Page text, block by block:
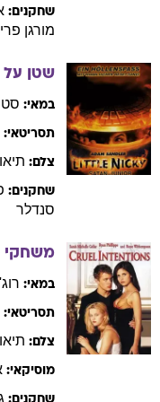
שחקנים:
מורגן
שטן על
במאי:
תסריטאי:
צלם: תיאו
שחקנים:
סנדלר
משחקי
במאי:
תסריטאי:
צלם: תיאו
מוסיקאי: